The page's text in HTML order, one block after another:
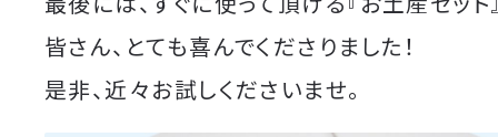
皆さん、とても喜んでくださりました！
是非、近々お試しくださいませ。